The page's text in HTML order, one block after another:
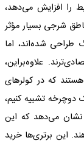
را افزایش می‌دهد،
شرجی بسیار مؤثر
طراحی شده‌اند، اما
علاوه‌براین،
که در کولرهای
دوچرخه تشبیه کنیم،
اسپیلت یک خودروی پیشرفته است. گزارش EPA نشان می‌دهد که این
این برتری‌ها خرید